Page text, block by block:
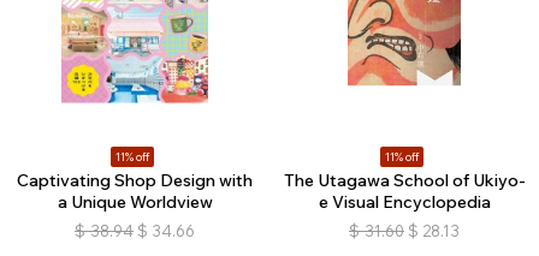
11% off
Captivating Shop Design with
a Unique Worldview
$ 38.94 $ 34.66
11% off
The Utagawa School of Ukiyo-
e Visual Encyclopedia
$ 31.60 $ 28.13